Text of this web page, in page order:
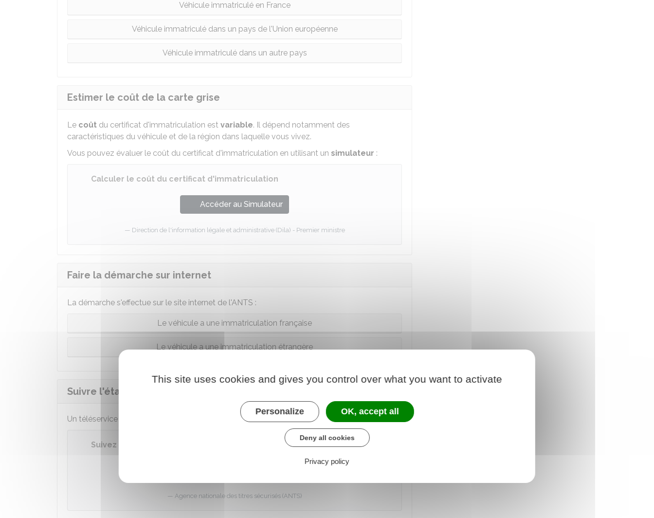
Véhicule immatriculé en France
Véhicule immatriculé dans un pays de l'Union européenne
Véhicule immatriculé dans un autre pays
Estimer le coût de la carte grise
Le coût du certificat d'immatriculation est variable. Il dépend notamment des
caractéristiques du véhicule et de la région dans laquelle vous vivez.
Vous pouvez évaluer le coût du certificat d'immatriculation en utilisant un simulateur :
Calculer le coût du certificat d'immatriculation
Accéder au Simulateur
Direction de l'information légale et administrative (Dila) - Premier ministre
Faire la démarche sur internet
La démarche s'effectue sur le site internet de l'ANTS :
Le véhicule a une immatriculation française
Le véhicule a une immatriculation étrangère
Suivre l'état d'avancement de la fabrication de la carte grise
Un téléservice permet de suivre l'état d'avancement de la démarche :
Suivez votre demande de certificat d'immatriculation
Agence nationale des titres sécurisés (ANTS)
This site uses cookies and gives you control over what you want to activate
Personalize OK, accept all
Deny all cookies
Privacy policy